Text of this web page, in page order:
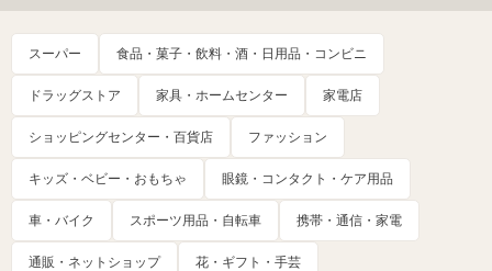
スーパー 食品・菓子・飲料・酒・日用品・コンビニ
ドラッグストア 家具・ホームセンター 家電店
ショッピングセンター・百貨店 ファッション
キッズ・ベビー・おもちゃ 眼鏡・コンタクト・ケア用品
車・バイク スポーツ用品・自転車 携帯・通信・家電
通販・ネットショップ 花・ギフト・手芸